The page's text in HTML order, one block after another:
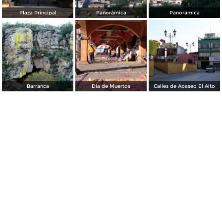
Plaza Principal Panorámica Panorámica
Barranca Día de Muertos Calles de Apaseo El Alto